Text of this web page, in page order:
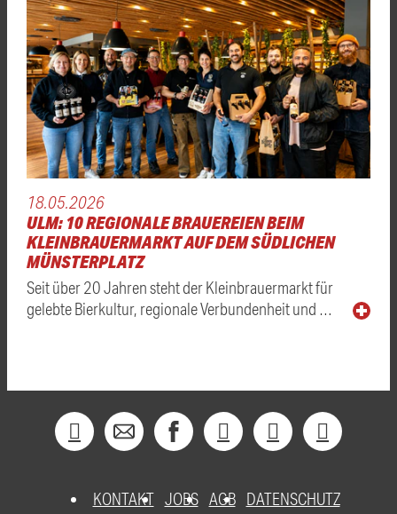
18.05.2026
ULM: 10 REGIONALE BRAUEREIEN BEIM
KLEINBRAUERMARKT AUF DEM SÜDLICHEN
MÜNSTERPLATZ
Seit über 20 Jahren steht der Kleinbrauermarkt für
gelebte Bierkultur, regionale Verbundenheit und …
KONTAKT JOBS AGB DATENSCHUTZ